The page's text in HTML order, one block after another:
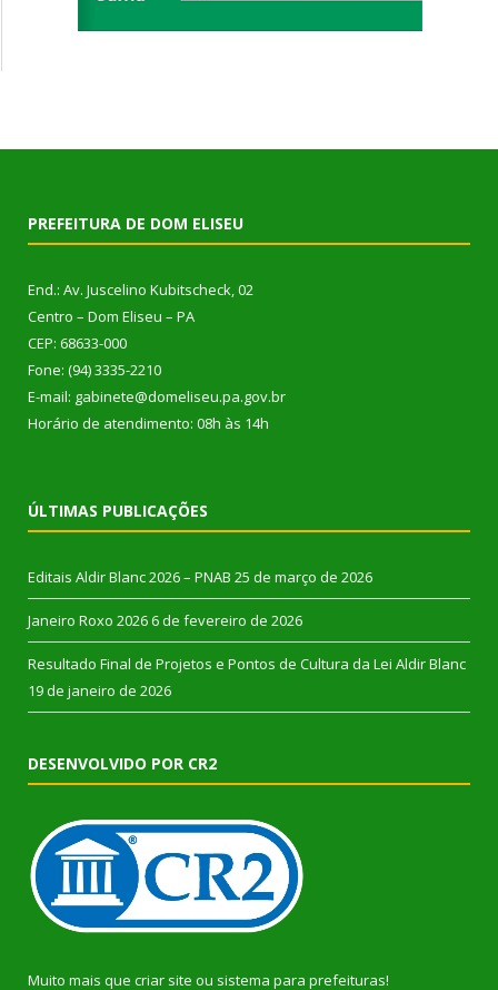
PREFEITURA DE DOM ELISEU
End.: Av. Juscelino Kubitscheck, 02
Centro – Dom Eliseu – PA
CEP: 68633-000
Fone: (94) 3335-2210
E-mail: gabinete@domeliseu.pa.gov.br
Horário de atendimento: 08h às 14h
ÚLTIMAS PUBLICAÇÕES
Editais Aldir Blanc 2026 – PNAB 25 de março de 2026
Janeiro Roxo 2026 6 de fevereiro de 2026
Resultado Final de Projetos e Pontos de Cultura da Lei Aldir Blanc
19 de janeiro de 2026
DESENVOLVIDO POR CR2
Muito mais que criar site ou sistema para prefeituras!